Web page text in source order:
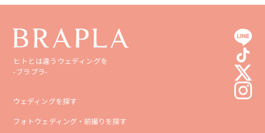
ヒトとは違うウェディングを
-ブラプラ-
ウェディングを探す
フォトウェディング・前撮りを探す